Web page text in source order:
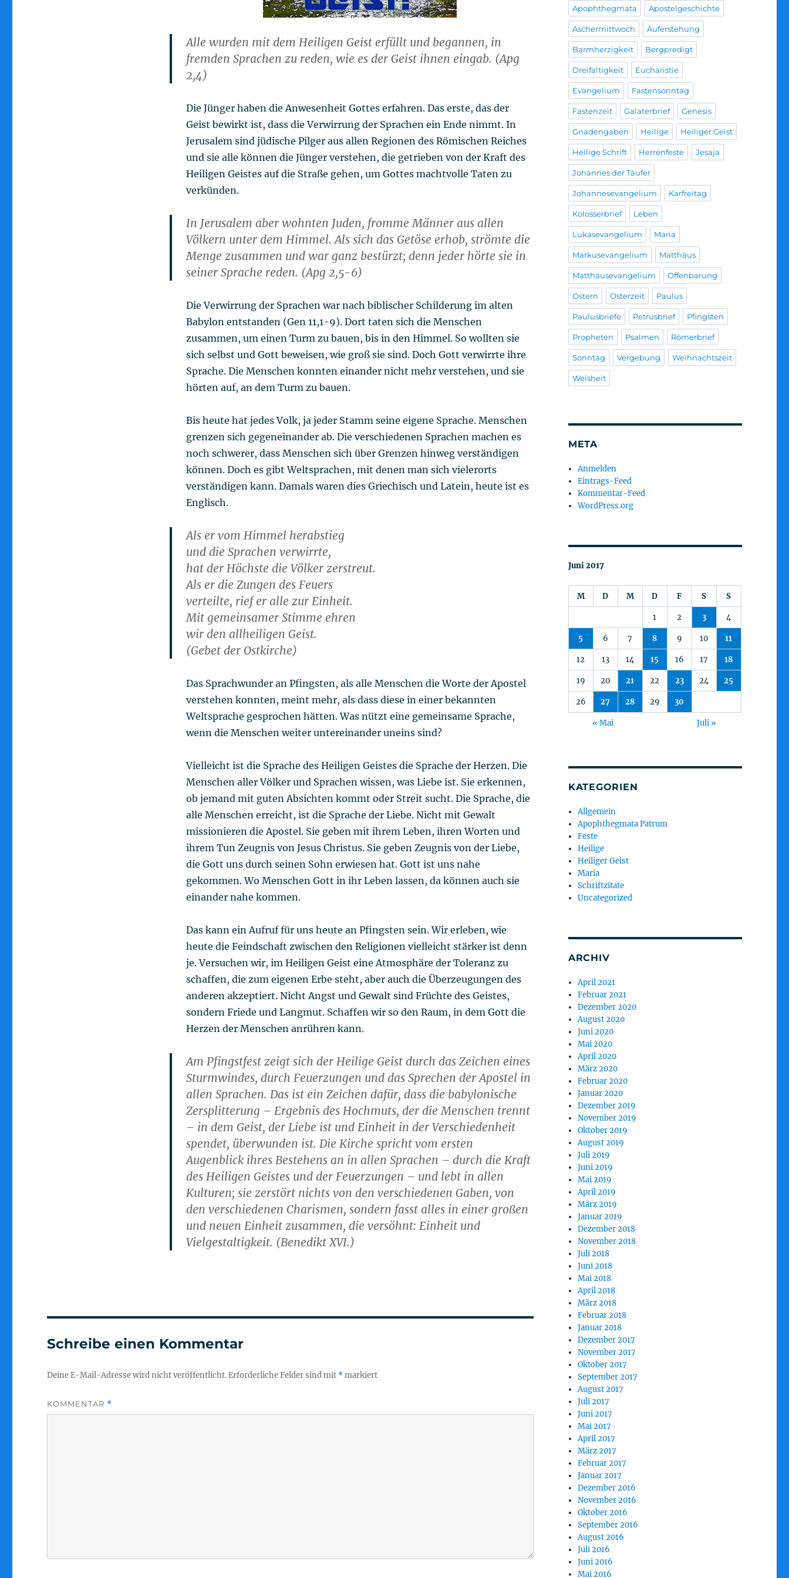
Alle wurden mit dem Heiligen Geist erfüllt und begannen, in
fremden Sprachen zu reden, wie es der Geist ihnen eingab. (Apg
2,4)
Die Jünger haben die Anwesenheit Gottes erfahren. Das erste, das der
Geist bewirkt ist, dass die Verwirrung der Sprachen ein Ende nimmt. In
Jerusalem sind jüdische Pilger aus allen Regionen des Römischen Reiches
und sie alle können die Jünger verstehen, die getrieben von der Kraft des
Heiligen Geistes auf die Straße gehen, um Gottes machtvolle Taten zu
verkünden.
In Jerusalem aber wohnten Juden, fromme Männer aus allen
Völkern unter dem Himmel. Als sich das Getöse erhob, strömte die
Menge zusammen und war ganz bestürzt; denn jeder hörte sie in
seiner Sprache reden. (Apg 2,5-6)
Die Verwirrung der Sprachen war nach biblischer Schilderung im alten
Babylon entstanden (Gen 11,1-9). Dort taten sich die Menschen
zusammen, um einen Turm zu bauen, bis in den Himmel. So wollten sie
sich selbst und Gott beweisen, wie groß sie sind. Doch Gott verwirrte ihre
Sprache. Die Menschen konnten einander nicht mehr verstehen, und sie
hörten auf, an dem Turm zu bauen.
Bis heute hat jedes Volk, ja jeder Stamm seine eigene Sprache. Menschen
grenzen sich gegeneinander ab. Die verschiedenen Sprachen machen es
noch schwerer, dass Menschen sich über Grenzen hinweg verständigen
können. Doch es gibt Weltsprachen, mit denen man sich vielerorts
verständigen kann. Damals waren dies Griechisch und Latein, heute ist es
Englisch.
Als er vom Himmel herabstieg
und die Sprachen verwirrte,
hat der Höchste die Völker zerstreut.
Als er die Zungen des Feuers
verteilte, rief er alle zur Einheit.
Mit gemeinsamer Stimme ehren
wir den allheiligen Geist.
(Gebet der Ostkirche)
Das Sprachwunder an Pfingsten, als alle Menschen die Worte der Apostel
verstehen konnten, meint mehr, als dass diese in einer bekannten
Weltsprache gesprochen hätten. Was nützt eine gemeinsame Sprache,
wenn die Menschen weiter untereinander uneins sind?
Vielleicht ist die Sprache des Heiligen Geistes die Sprache der Herzen. Die
Menschen aller Völker und Sprachen wissen, was Liebe ist. Sie erkennen,
ob jemand mit guten Absichten kommt oder Streit sucht. Die Sprache, die
alle Menschen erreicht, ist die Sprache der Liebe. Nicht mit Gewalt
missionieren die Apostel. Sie geben mit ihrem Leben, ihren Worten und
ihrem Tun Zeugnis von Jesus Christus. Sie geben Zeugnis von der Liebe,
die Gott uns durch seinen Sohn erwiesen hat. Gott ist uns nahe
gekommen. Wo Menschen Gott in ihr Leben lassen, da können auch sie
einander nahe kommen.
Das kann ein Aufruf für uns heute an Pfingsten sein. Wir erleben, wie
heute die Feindschaft zwischen den Religionen vielleicht stärker ist denn
je. Versuchen wir, im Heiligen Geist eine Atmosphäre der Toleranz zu
schaffen, die zum eigenen Erbe steht, aber auch die Überzeugungen des
anderen akzeptiert. Nicht Angst und Gewalt sind Früchte des Geistes,
sondern Friede und Langmut. Schaffen wir so den Raum, in dem Gott die
Herzen der Menschen anrühren kann.
Am Pfingstfest zeigt sich der Heilige Geist durch das Zeichen eines
Sturmwindes, durch Feuerzungen und das Sprechen der Apostel in
allen Sprachen. Das ist ein Zeichen dafür, dass die babylonische
Zersplitterung – Ergebnis des Hochmuts, der die Menschen trennt
– in dem Geist, der Liebe ist und Einheit in der Verschiedenheit
spendet, überwunden ist. Die Kirche spricht vom ersten
Augenblick ihres Bestehens an in allen Sprachen – durch die Kraft
des Heiligen Geistes und der Feuerzungen – und lebt in allen
Kulturen; sie zerstört nichts von den verschiedenen Gaben, von
den verschiedenen Charismen, sondern fasst alles in einer großen
und neuen Einheit zusammen, die versöhnt: Einheit und
Vielgestaltigkeit. (Benedikt XVI.)
Schreibe einen Kommentar
Deine E-Mail-Adresse wird nicht veröffentlicht.Erforderliche Felder sind mit *markiert
KOMMENTAR *
Apophthegmata Apostelgeschichte
Aschermittwoch Auferstehung
Barmherzigkeit Bergpredigt
Dreifaltigkeit Eucharistie
Evangelium Fastensonntag
Fastenzeit Galaterbrief Genesis
Gnadengaben Heilige Heiliger Geist
Heilige Schrift Herrenfeste Jesaja
Johannes der Täufer
Johannesevangelium Karfreitag
Kolosserbrief Leben
Lukasevangelium Maria
Markusevangelium Matthäus
Matthäusevangelium Offenbarung
Ostern Osterzeit Paulus
Paulusbriefe Petrusbrief Pfingsten
Propheten Psalmen Römerbrief
Sonntag Vergebung Weihnachtszeit
Weisheit
META
Anmelden
Eintrags-Feed
Kommentar-Feed
WordPress.org
Juni 2017
M D M D F S S
1 2 3 4
5 6 7 8 9 10 11
12 13 14 15 16 17 18
19 20 21 22 23 24 25
26 27 28 29 30
« Mai Juli »
KATEGORIEN
Allgemein
Apophthegmata Patrum
Feste
Heilige
Heiliger Geist
Maria
Schriftzitate
Uncategorized
ARCHIV
April 2021
Februar 2021
Dezember 2020
August 2020
Juni 2020
Mai 2020
April 2020
März 2020
Februar 2020
Januar 2020
Dezember 2019
November 2019
Oktober 2019
August 2019
Juli 2019
Juni 2019
Mai 2019
April 2019
März 2019
Januar 2019
Dezember 2018
November 2018
Juli 2018
Juni 2018
Mai 2018
April 2018
März 2018
Februar 2018
Januar 2018
Dezember 2017
November 2017
Oktober 2017
September 2017
August 2017
Juli 2017
Juni 2017
Mai 2017
April 2017
März 2017
Februar 2017
Januar 2017
Dezember 2016
November 2016
Oktober 2016
September 2016
August 2016
Juli 2016
Juni 2016
Mai 2016